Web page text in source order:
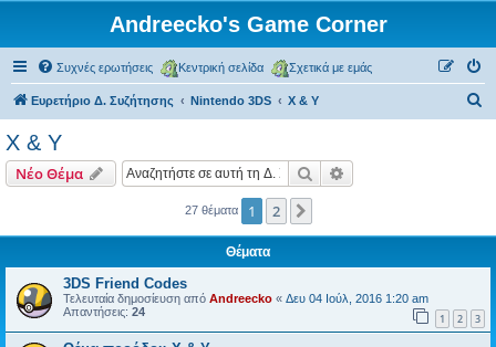
Andreecko's Game Corner
Συχνές ερωτήσεις Κεντρική σελίδα Σχετικά με εμάς
Ευρετήριο Δ. Συζήτησης Nintendo 3DS X & Y
η
X & Y
Νέο Θέμα Αναζήτηση
27 θέματα 1 2
Θέματα
3DS Friend Codes
Τελευταία δημοσίευση από Andreecko « Δευ 04 Ιούλ, 2016 1:20 am
Απαντήσεις: 24 1 2 3